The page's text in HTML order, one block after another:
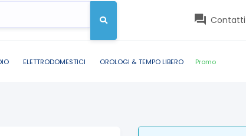
Contatti
ELETTRODOMESTICI OROLOGI & TEMPO LIBERO Promo